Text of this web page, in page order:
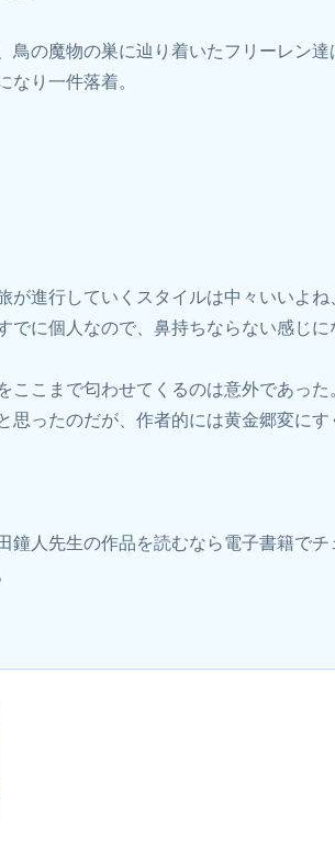
鳥の魔物の巣に辿り着いたフリーレン達
なり一件落着。
が進行していくスタイルは中々いいよね
でに個人なので、鼻持ちならない感じに
ここまで匂わせてくるのは意外であった
思ったのだが、作者的には黄金郷変に
鐘人先生の作品を読むなら電子書籍でチ